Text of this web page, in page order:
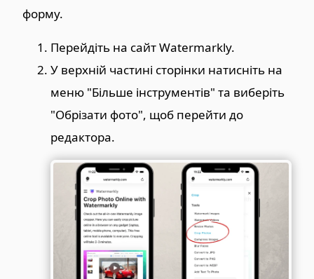
форму.
Перейдіть на сайт Watermarkly.
У верхній частині сторінки натисніть на
меню "Більше інструментів" та виберіть
"Обрізати фото", щоб перейти до
редактора.